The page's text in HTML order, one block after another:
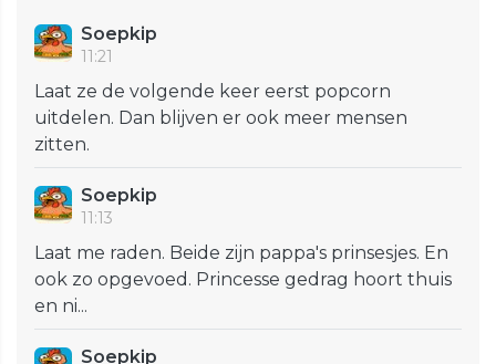
Soepkip
11:21
Laat ze de volgende keer eerst popcorn
uitdelen. Dan blijven er ook meer mensen
zitten.
Soepkip
11:13
Laat me raden. Beide zijn pappa's prinsesjes. En
ook zo opgevoed. Princesse gedrag hoort thuis
en ni...
Soepkip